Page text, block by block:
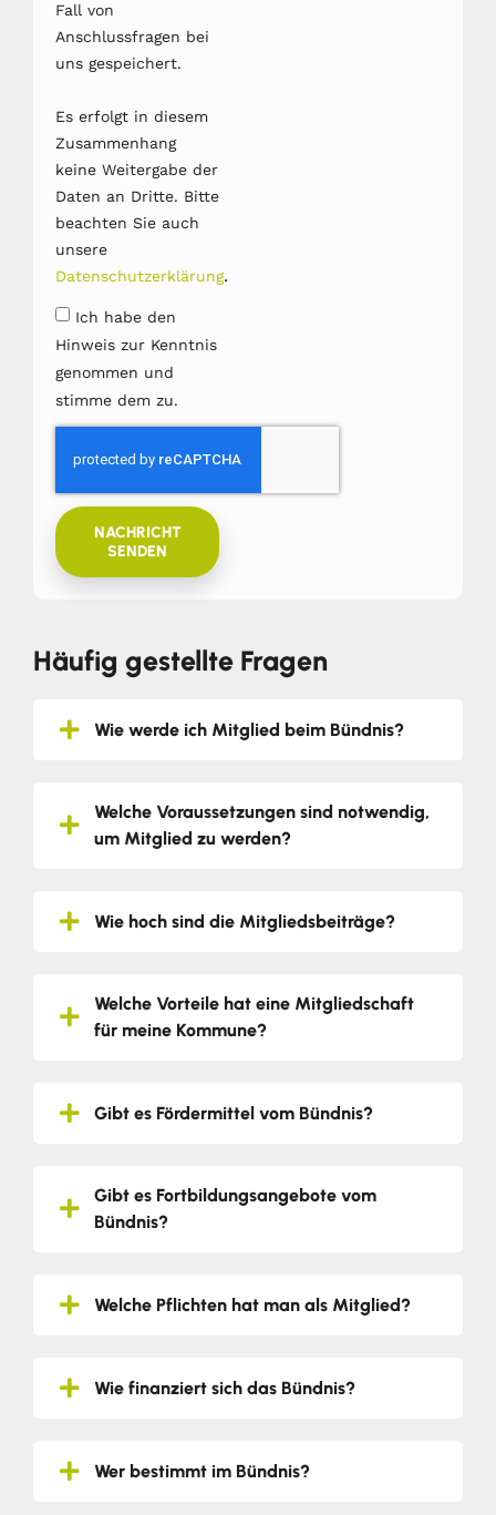
Fall von
Anschlussfragen bei
uns gespeichert.
Es erfolgt in diesem
Zusammenhang
keine Weitergabe der
Daten an Dritte. Bitte
beachten Sie auch
unsere
Datenschutzerklärung.
Ich habe den
Hinweis zur Kenntnis
genommen und
stimme dem zu.
NACHRICHT
SENDEN
Häufig gestellte Fragen
Wie werde ich Mitglied beim Bündnis?
Welche Voraussetzungen sind notwendig,
um Mitglied zu werden?
Wie hoch sind die Mitgliedsbeiträge?
Welche Vorteile hat eine Mitgliedschaft
für meine Kommune?
Gibt es Fördermittel vom Bündnis?
Gibt es Fortbildungsangebote vom
Bündnis?
Welche Pflichten hat man als Mitglied?
Wie finanziert sich das Bündnis?
Wer bestimmt im Bündnis?